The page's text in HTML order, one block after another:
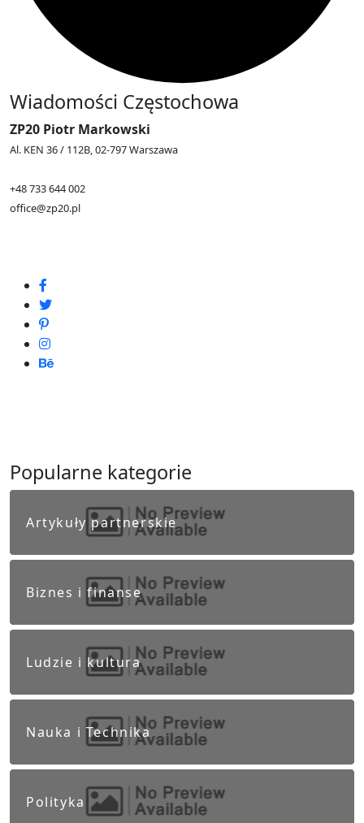
Wiadomości Częstochowa
ZP20 Piotr Markowski
Al. KEN 36 / 112B, 02-797 Warszawa
+48 733 644 002
office@zp20.pl
Popularne kategorie
Artykuły partnerskie
Biznes i finanse
Ludzie i kultura
Nauka i Technika
Polityka